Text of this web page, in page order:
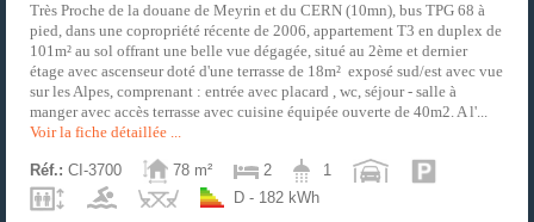
Très Proche de la douane de Meyrin et du CERN (10mn), bus TPG 68 à
pied, dans une copropriété récente de 2006, appartement T3 en duplex de
101m² au sol offrant une belle vue dégagée, situé au 2ème et dernier
étage avec ascenseur doté d'une terrasse de 18m² exposé sud/est avec vue
sur les Alpes, comprenant : entrée avec placard , wc, séjour - salle à
manger avec accès terrasse avec cuisine équipée ouverte de 40m2. A l'...
Voir la fiche détaillée ...
Réf.: CI-3700 78 m² 2
1
D - 182 kWh